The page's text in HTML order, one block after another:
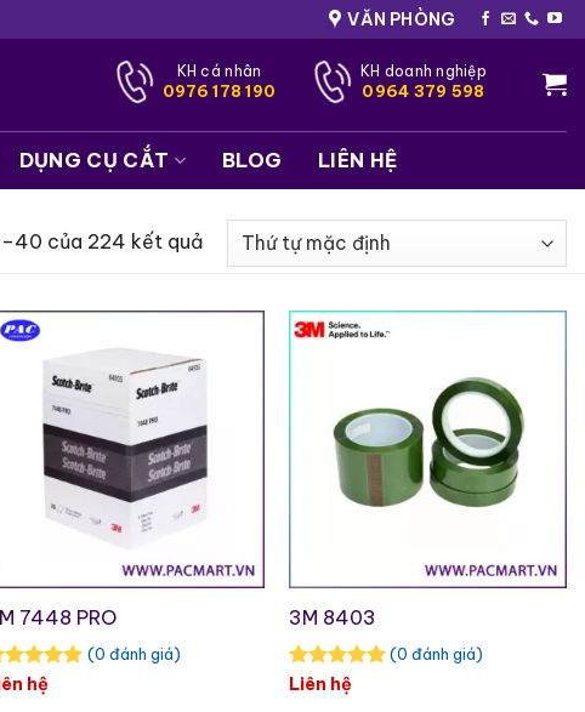
VĂN PHÒNG
KH cá nhân
0976 178 190
KH doanh nghiệp
0964 379 598
DỤNG CỤ CẮT BLOG LIÊN HỆ
của 224 kết quả
7448 PRO
(0 đánh giá)
hệ
3M 8403
(0 đánh giá)
Liên hệ